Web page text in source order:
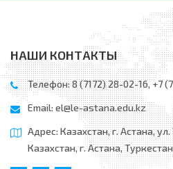
НАШИ КОНТАКТЫ
Телефон: 8 (7172) 28-02-16, +7
Email: el@le-astana.edu.kz
Адрес: Казахстан, г. Астана,
Казахстан, г. Астана,